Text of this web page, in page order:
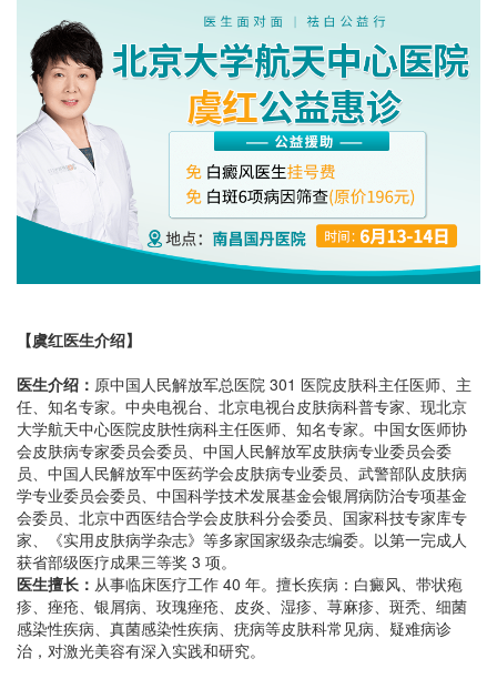
【虞红医生介绍】
医生介绍： 原中国人民解放军总医院 301 医院皮肤科主任医师、主
任、知名专家。中央电视台、北京电视台皮肤病科普专家、现北京
大学航天中心医院皮肤性病科主任医师、知名专家。中国女医师协
会皮肤病专家委员会委员、中国人民解放军皮肤病专业委员会委
员、中国人民解放军中医药学会皮肤病专业委员、武警部队皮肤病
学专业委员会委员、中国科学技术发展基金会银屑病防治专项基金
会委员、北京中西医结合学会皮肤科分会委员、国家科技专家库专
家、《实用皮肤病学杂志》等多家国家级杂志编委。以第一完成人
获省部级医疗成果三等奖 3 项。
医生擅长： 从事临床医疗工作 40 年。擅长疾病：白癜风、带状疱
疹、痤疮、银屑病、玫瑰痤疮、皮炎、湿疹、荨麻疹、斑秃、细菌
感染性疾病、真菌感染性疾病、疣病等皮肤科常见病、疑难病诊
治，对激光美容有深入实践和研究。